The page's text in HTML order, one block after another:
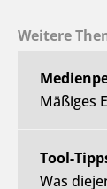
Weitere
Mäßiges
Tool-
Was